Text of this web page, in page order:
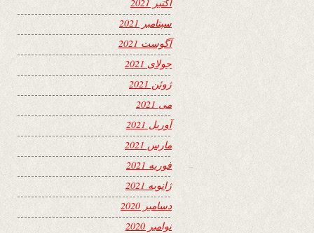
سپتامبر 2021
آگوست 2021
جولای 2021
ژوئن 2021
می 2021
آوریل 2021
مارس 2021
فوریه 2021
ژانویه 2021
دسامبر 2020
نوامبر 2020